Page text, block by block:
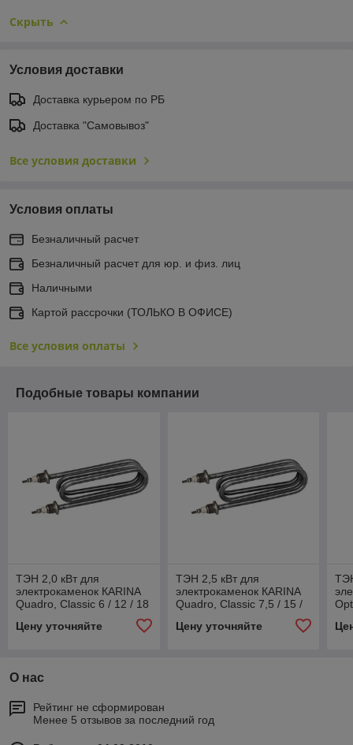
Скрыть
Условия доставки
Доставка курьером по РБ
Доставка "Самовывоз"
Все условия доставки
Условия оплаты
Безналичный расчет
Безналичный расчет для юр. и физ. лиц
Наличными
Картой рассрочки (ТОЛЬКО В ОФИСЕ)
Все условия оплаты
Подобные товары компании
ТЭН 2,0 кВт для
электрокаменок КАRINA
Quadro, Classic 6 / 12 / 18
Цену уточняйте
ТЭН 2,5 кВт для
электрокаменок КАRINA
Quadro, Classic 7,5 / 15 /
Цену уточняйте
О нас
Рейтинг не сформирован
Менее 5 отзывов за последний год